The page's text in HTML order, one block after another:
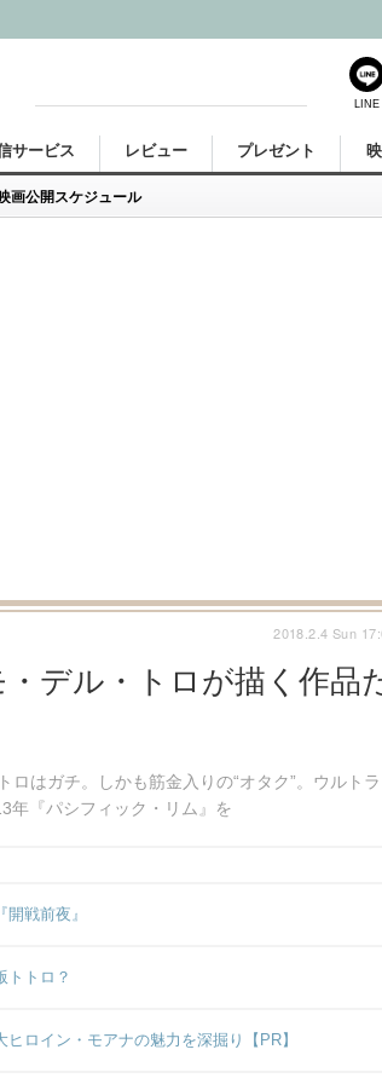
画公開スケジュール
サービス レビュー プレゼント
デル・トロが描く作品
はガチ。しかも筋金入りの“オタク”。ウルトラ
年『パシフィック・リム』を
2018.2.4 Sun
戦前夜』
トトロ？
ロイン・モアナの魅力を深掘り【PR】
LINE